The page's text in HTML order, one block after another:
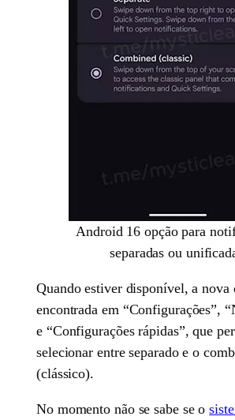
Android 16 opção para
separadas ou
Quando estiver disponível, a nova
encontrada em “Configurações”,
e “Configurações rápidas”, que
selecionar entre separado e o
(clássico).
No momento não se sabe se o